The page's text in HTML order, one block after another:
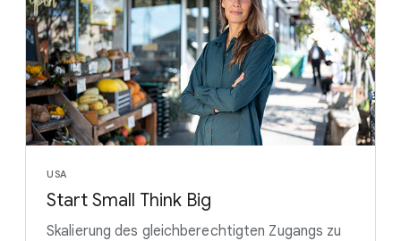
USA
Start Small Think Big
Skalierung des gleichberechtigten Zugangs zu